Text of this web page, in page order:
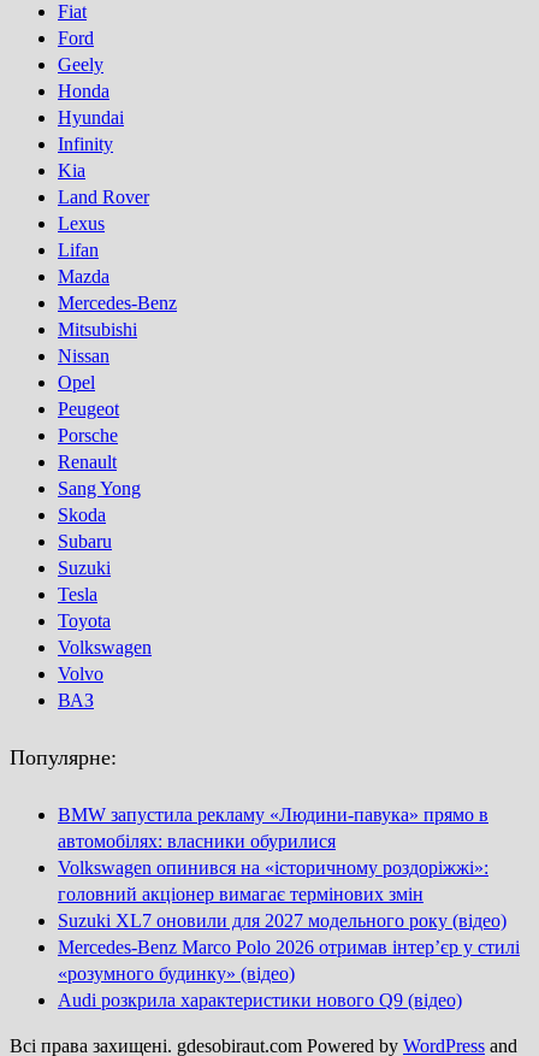
Fiat
Ford
Geely
Honda
Hyundai
Infinity
Kia
Land Rover
Lexus
Lifan
Mazda
Mercedes-Benz
Mitsubishi
Nissan
Opel
Peugeot
Porsсhe
Renault
Sang Yong
Skoda
Subaru
Suzuki
Tesla
Toyota
Volkswagen
Volvo
ВАЗ
Популярне:
BMW запустила рекламу «Людини-павука» прямо в
автомобілях: власники обурилися
Volkswagen опинився на «історичному роздоріжжі»:
головний акціонер вимагає термінових змін
Suzuki XL7 оновили для 2027 модельного року (відео)
Mercedes-Benz Marco Polo 2026 отримав інтер’єр у стилі
«розумного будинку» (відео)
Audi розкрила характеристики нового Q9 (відео)
Всі права захищені. gdesobiraut.com Powered by WordPress and